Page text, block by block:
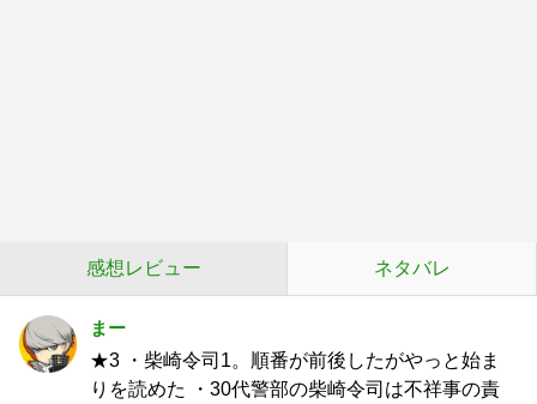
感想レビュー ネタバレ
まー
★3 ・柴崎令司1。順番が前後したがやっと始ま
りを読めた ・30代警部の柴崎令司は不祥事の責